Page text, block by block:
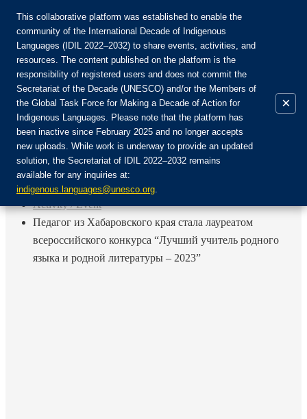
Join the Community:
Login
EN
FR
ES
RU
Home
Activity / Event
Педагог из Хабаровского края стала лауреатом
всероссийского конкурса “Лучший учитель родного
языка и родной литературы – 2023”
This collaborative platform was established to enable the
community of the International Decade of Indigenous
Languages (IDIL 2022–2032) to share events, activities, and
resources. The content published on the platform is the
responsibility of registered users and does not commit the
Secretariat of the Decade (UNESCO) and/or the Members of
the Global Task Force for Making a Decade of Action for
Indigenous Languages. Please note that the platform has
been inactive since February 2025 and no longer accepts
new uploads. While work is underway to provide an updated
solution, the Secretariat of IDIL 2022–2032 remains
available for any inquiries at:
indigenous.languages@unesco.org.
×